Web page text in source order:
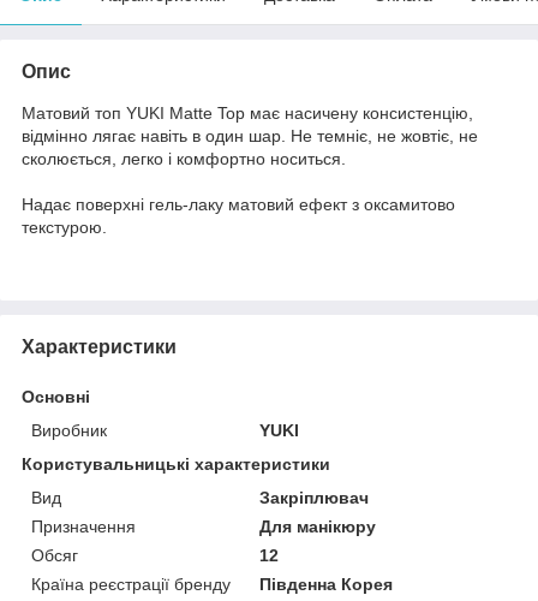
Опис
Матовий топ YUKI Matte Top має насичену консистенцію,
відмінно лягає навіть в один шар. Не темніє, не жовтіє, не
сколюється, легко і комфортно носиться.
Надає поверхні гель-лаку матовий ефект з оксамитово
текстурою.
Характеристики
Основні
Виробник
YUKI
Користувальницькі характеристики
Вид
Закріплювач
Призначення
Для манікюру
Обсяг
12
Країна реєстрації бренду
Південна Корея